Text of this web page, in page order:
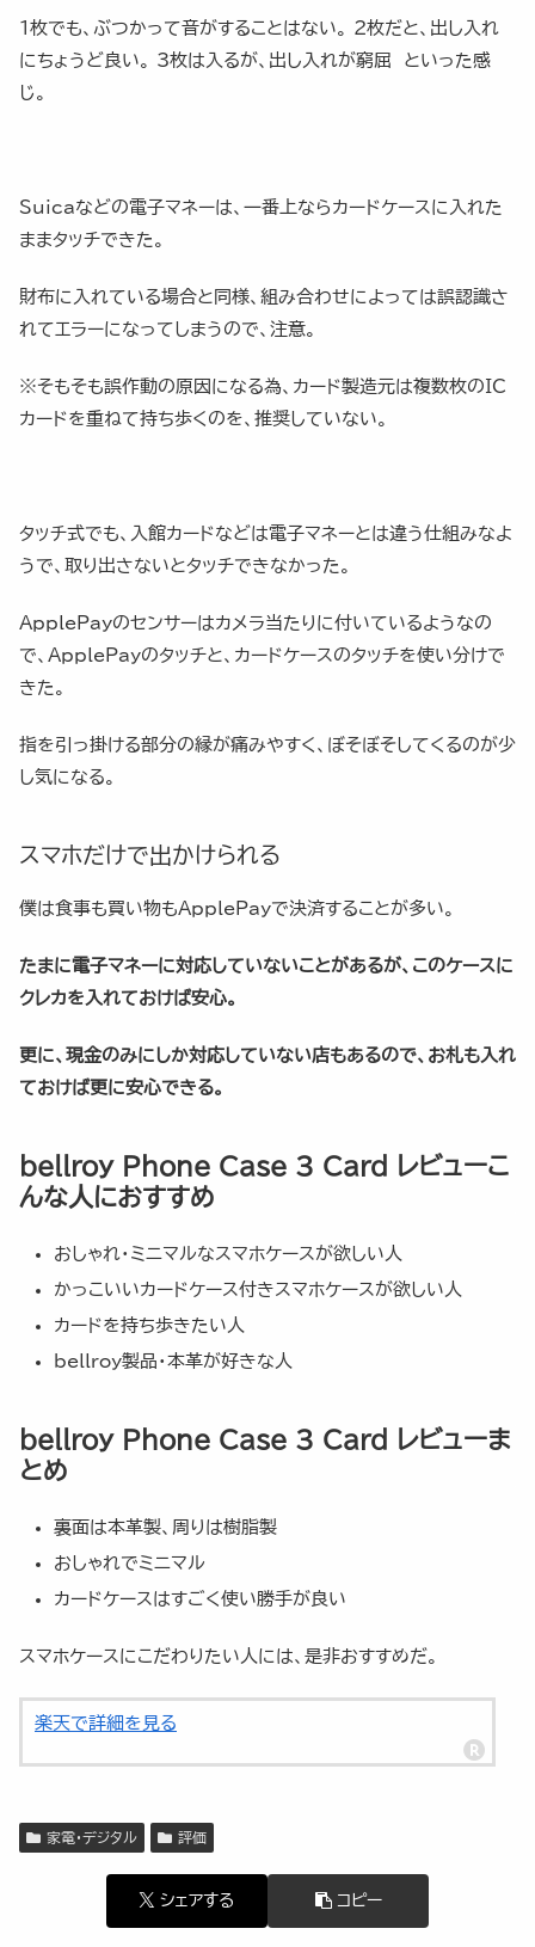
1枚でも、ぶつかって音がすることはない。 2枚だと、出し入れ
にちょうど良い。 3枚は入るが、出し入れが窮屈 といった感
じ。
Suicaなどの電子マネーは、一番上ならカードケースに入れた
ままタッチできた。
財布に入れている場合と同様、組み合わせによっては誤認識さ
れてエラーになってしまうので、注意。
※そもそも誤作動の原因になる為、カード製造元は複数枚のIC
カードを重ねて持ち歩くのを、推奨していない。
タッチ式でも、入館カードなどは電子マネーとは違う仕組みなよ
うで、取り出さないとタッチできなかった。
ApplePayのセンサーはカメラ当たりに付いているようなの
で、ApplePayのタッチと、カードケースのタッチを使い分けで
きた。
指を引っ掛ける部分の縁が痛みやすく、ぼそぼそしてくるのが少
し気になる。
スマホだけで出かけられる
僕は食事も買い物もApplePayで決済することが多い。
たまに電子マネーに対応していないことがあるが、このケースに
クレカを入れておけば安心。
更に、現金のみにしか対応していない店もあるので、お札も入れ
ておけば更に安心できる。
bellroy Phone Case 3 Card レビューこ
んな人におすすめ
おしゃれ・ミニマルなスマホケースが欲しい人
かっこいいカードケース付きスマホケースが欲しい人
カードを持ち歩きたい人
bellroy製品・本革が好きな人
bellroy Phone Case 3 Card レビューま
とめ
裏面は本革製、周りは樹脂製
おしゃれでミニマル
カードケースはすごく使い勝手が良い
スマホケースにこだわりたい人には、是非おすすめだ。
楽天で詳細を見る
家電・デジタル 評価
シェアする コピー